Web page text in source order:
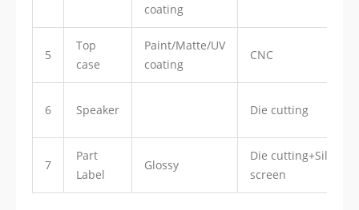
coating
5
Top
case
Paint/Matte/UV
coating
CNC
6 Speaker Die cutting
7
Part
Label
Glossy
Die cutting+Silk
screen